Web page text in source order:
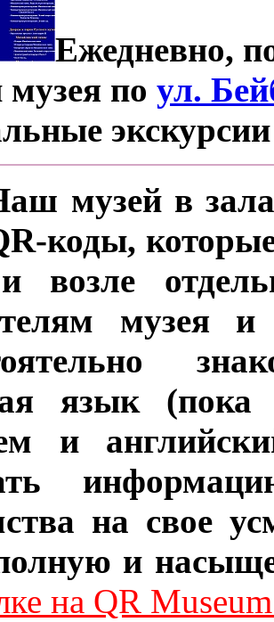
Ежедневно,
музея поул.
музей в
коды,
возле
музея и
язык (пока
и
на свое
и
на QR